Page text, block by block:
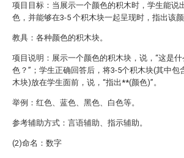
项目目标：当展示一个颜色的积木时，学生能说
色，并能够在3-5 个积木块一起呈现时，指出该颜
教具：各种颜色的积木块。
项目说明：展示一个颜色的积木块，说，“这是什
色？”；学生正确回答后，将3-5个积木块(其中包
木块)放在学生面前，说，“指出**(颜色)”。
举例：红色、蓝色、黑色、白色等。
参考辅助方式：言语辅助、指示辅助。
(2)命名：数字